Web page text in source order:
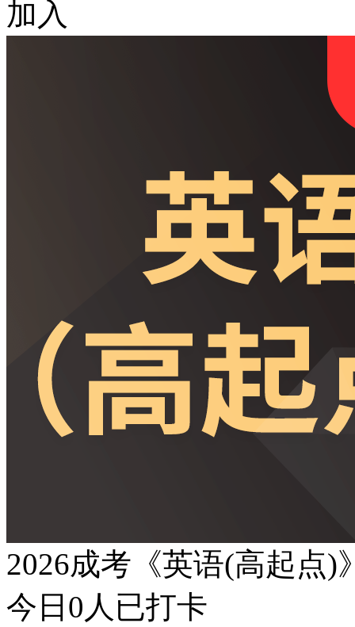
加入
2026成考《英语(高起点)
今日 0 人已打卡